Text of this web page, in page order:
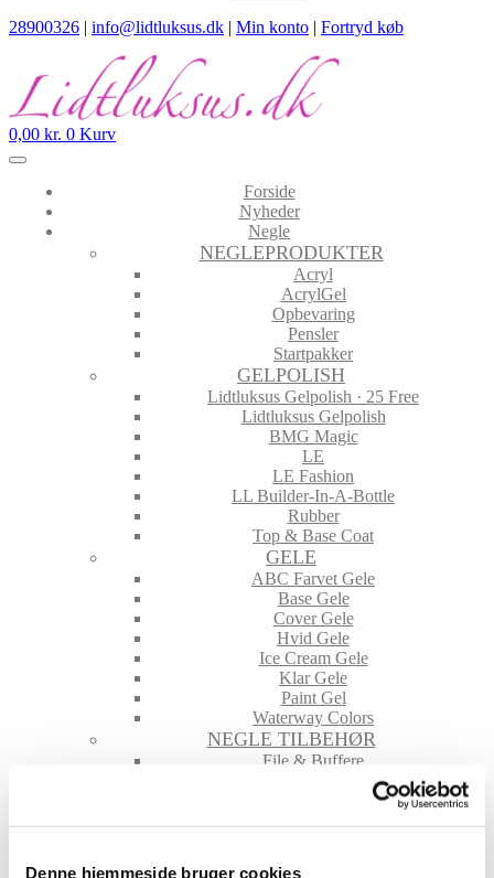
Denne hjemmeside bruger cookies
28900326 | info@lidtluksus.dk | Min konto | Fortryd køb
0,00 kr. 0 Kurv
Forside
Nyheder
Negle
NEGLEPRODUKTER
Acryl
AcrylGel
Opbevaring
Pensler
Startpakker
GELPOLISH
Lidtluksus Gelpolish · 25 Free
Lidtluksus Gelpolish
BMG Magic
LE
LE Fashion
LL Builder-In-A-Bottle
Rubber
Top & Base Coat
GELE
ABC Farvet Gele
Base Gele
Cover Gele
Hvid Gele
Ice Cream Gele
Klar Gele
Paint Gel
Waterway Colors
NEGLE TILBEHØR
File & Buffere
Glimmer & Pigmenter